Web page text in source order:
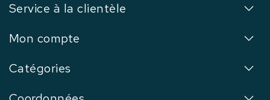
Service à la clientèle
Mon compte
Catégories